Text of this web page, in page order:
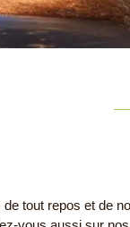
de tout repos et